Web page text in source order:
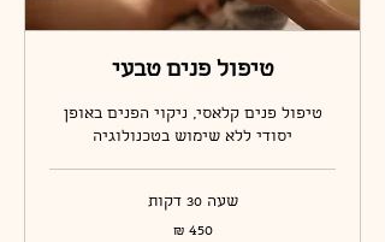
טיפול פנים טבעי
טיפול פנים קלאסי, ניקוי הפנים באופן
יסודי ללא שימוש בטכנולוגיה
שעה 30 דקות
‏450 ‏₪